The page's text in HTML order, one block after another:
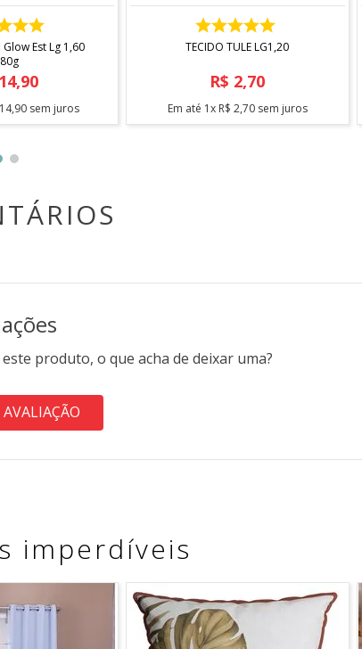
Est Lg 1,60
14,90
14,90 sem juros
COMPRAR
TECIDO TULE LG1,20
R$ 2,70
Em até 1x R$ 2,70sem juros
produto, o que acha de deixar uma?
AVALIAÇÃO
imperdíveis